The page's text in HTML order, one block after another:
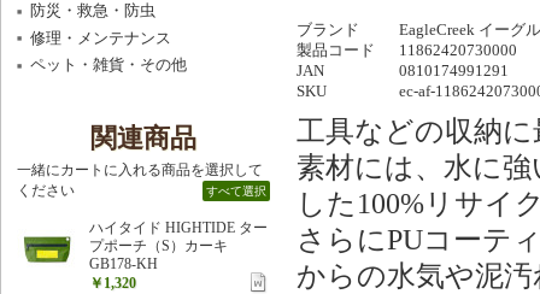
ブランド
EagleCreek イーグ
製品コード
11862420730000
JAN
0810174991291
SKU
ec-af-
工具などの収納
素材には、水に
した100%リサイ
さらにPUコーテ
からの水気や泥
防災・救急・防虫
修理・メンテナンス
ペット・雑貨・その他
関連商品
一緒にカートに入れる商品を選択して
ください
すべて選択
ハイタイド HIGHTIDE ター
プポーチ（S）カーキ
GB178-KH
￥1,320